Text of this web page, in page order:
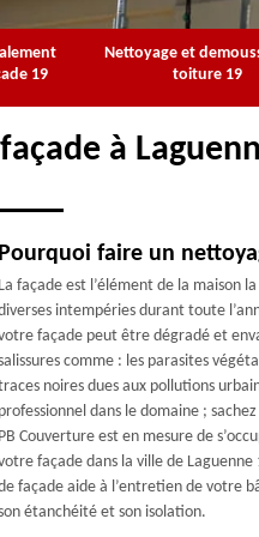
19
Nettoyage et
toiture 19
à
Pourquoi faire un
La façade est l’élément de la maison
intempéries durant toute
façade peut être dégradé et
comme : les parasites
noires dues aux pollutions
professionnel dans le domaine ;
PB Couverture est en mesure de
façade dans la ville de
façade aide à l’entretien de votre
étanchéité et son isolation.